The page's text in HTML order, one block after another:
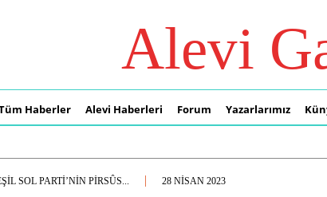
Alevi
Haberler Alevi Haberleri Forum Yazarlarımız
SOL PARTI’NIN PIRSÛS... 28 NISAN 2023